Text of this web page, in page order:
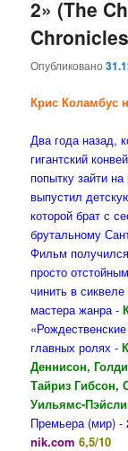
2» (The
Опубликовано
Крис Коламбус
Два года назад,
гигантский
попытку зайти
выпустил
которой брат с
брутальному
Фильм
просто
чинить в
мастера жанра -
главных ролях -
Деннисон,
Тайриз
Уильямс-Пэйсли
Премьера (мир) -
nik.com 6,5/10